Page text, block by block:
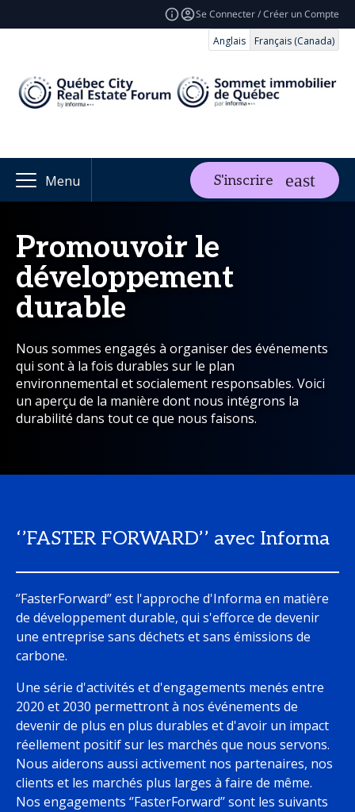
Se Connecter / Créer un Compte
Anglais
Français (Canada)
Menu S'inscrire
Promouvoir le
développement
durable
Nous sommes engagés à organiser des événements
qui sont à la fois durables sur le plan
environnemental et socialement responsables. Voici
un aperçu de la manière dont nous intégrons la
durabilité dans tout ce que nous faisons.
‘’FASTER FORWARD’’ avec Informa
‘’FasterForward’’ est l'approche d'Informa en matière
de développement durable, qui s'efforce de devenir
une entreprise sans déchets et sans émissions de
carbone.
Une série d'activités et d'engagements menés entre
2020 et 2030 permettront à nos événements de
devenir de plus en plus durables et d'avoir un impact
réellement positif sur les marchés que nous servons.
Nous aiderons aussi activement nos partenaires, nos
clients et les marchés plus larges à faire de même.
Nos engagements ‘’FasterForward’’ sont les suivants